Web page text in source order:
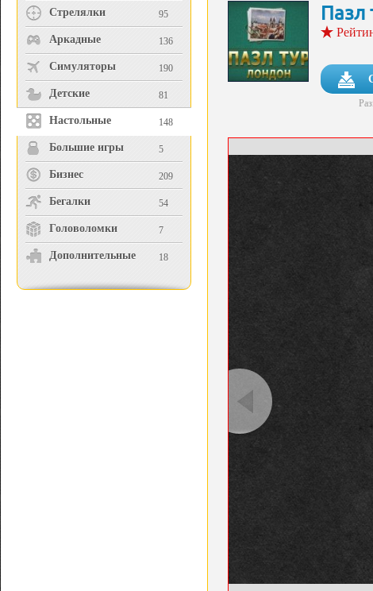
Стрелялки 95
Аркадные 136
Симуляторы 190
Детские 81
Настольные 148
Большие игры 5
Бизнес 209
Бегалки 54
Головоломки 7
Дополнительные 18
Пазл